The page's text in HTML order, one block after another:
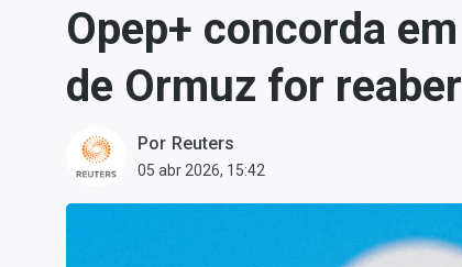
Carteiras Recomendadas
Central de Dividendos
Central de Fundos
Central dos IPOs
Opep+ concorda
de Ormuz for
Por Reuters
05 abr 2026, 15:42